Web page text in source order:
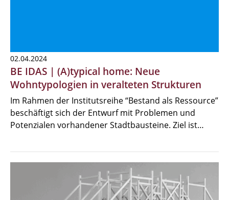
02.04.2024
BE IDAS | (A)typical home: Neue
Wohntypologien in veralteten Strukturen
Im Rahmen der Institutsreihe “Bestand als Ressource”
beschäftigt sich der Entwurf mit Problemen und
Potenzialen vorhandener Stadtbausteine. Ziel ist…